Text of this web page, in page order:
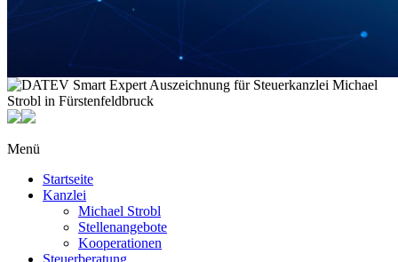
Menü
Startseite
Kanzlei
Michael Strobl
Stellenangebote
Kooperationen
Steuerberatung